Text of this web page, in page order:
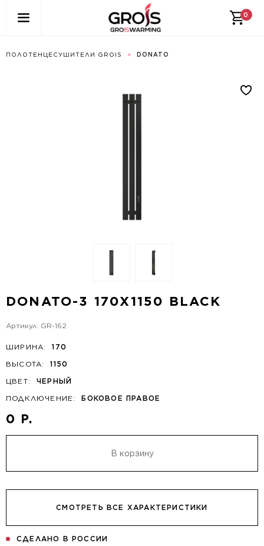
0
ПОЛОТЕНЦЕСУШИТЕЛИ GROIS > DONATO
DONATO-3 170X1150 BLACK
Артикул: GR-162
ШИРИНА:
170
ВЫСОТА:
1150
ЦВЕТ:
ЧЕРНЫЙ
ПОДКЛЮЧЕНИЕ:
БОКОВОЕ ПРАВОЕ
0 Р.
В корзину
СМОТРЕТЬ ВСЕ ХАРАКТЕРИСТИКИ
СДЕЛАНО В РОССИИ